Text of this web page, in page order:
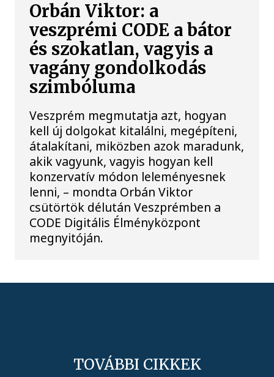
Orbán Viktor: a
veszprémi CODE a bátor
és szokatlan, vagyis a
vagány gondolkodás
szimbóluma
Veszprém megmutatja azt, hogyan
kell új dolgokat kitalálni, megépíteni,
átalakítani, miközben azok maradunk,
akik vagyunk, vagyis hogyan kell
konzervatív módon leleményesnek
lenni, – mondta Orbán Viktor
csütörtök délután Veszprémben a
CODE Digitális Élményközpont
megnyitóján.
TOVÁBBI CIKKEK